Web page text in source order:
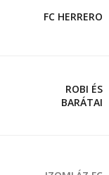
FC HERRERO
ROBI ÉS
BARÁTAI